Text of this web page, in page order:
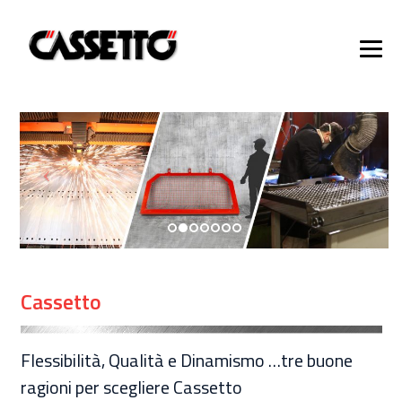
Cassetto
Flessibilità, Qualità e Dinamismo …tre buone
ragioni per scegliere Cassetto